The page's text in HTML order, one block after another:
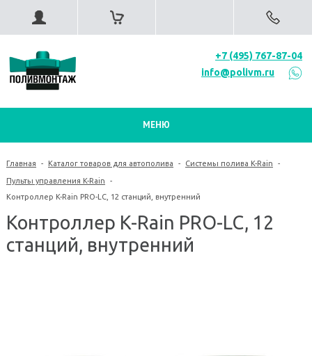
+7 (495) 767-87-04
info@polivm.ru
МЕНЮ
Главная - Каталог товаров для автополива - Системы полива K-Rain -
Пульты управления K-Rain
-
Контроллер K-Rain PRO-LC, 12 станций, внутренний
Контроллер K-Rain PRO-LC, 12
станций, внутренний